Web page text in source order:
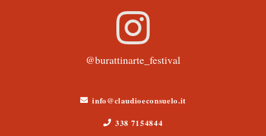
@burattinarte_festival
info@claudioeconsuelo.it
338 7154844